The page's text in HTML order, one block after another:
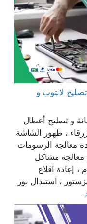
مهندس كمبيوتر الزور 65511033 تصليح لابتوب و
و تصليح أعطال
، ظهور الشاشة
معالجة الرسومات
معالجة مشاكل
، إعادة اقلاع
، استبدال بور